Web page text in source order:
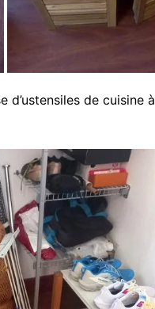
d’ustensiles de cuisine à